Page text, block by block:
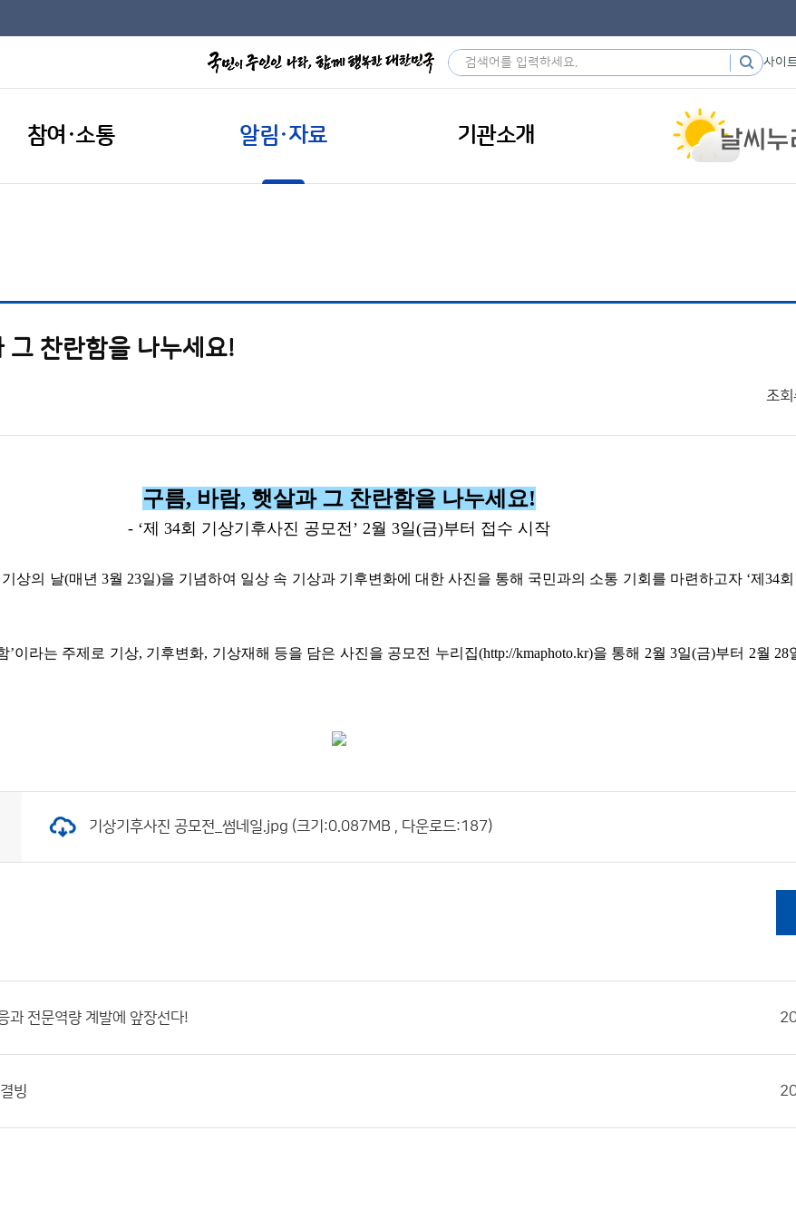
사이
참여·소통 알림·자료 기관소개
그 찬란함을 나누세요!
조회
구름, 바람, 햇살과 그 찬란함을 나누세요!
- ‘제 34회 기상기후사진 공모전’ 2월 3일(금)부터 접수 시작
상의 날(매년 3월 23일)을 기념하여 일상 속 기상과 기후변화에 대한 사진을 통해 국민과의 소통 기회를 마련하고자 ‘제 34
’이라는 주제로 기상, 기후변화, 기상재해 등을 담은 사진을 공모전 누리집(http://kmaphoto.kr)을 통해 2월3일(금)부터 2월 28
기상기후사진 공모전_썸네일.jpg (크기:0.087MB , 다운로드:187)
과 전문역량 계발에 앞장선다!
빙